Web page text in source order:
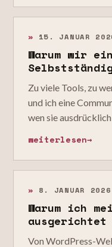
» 15. JANUAR
Warum wir
Zu viele Tools, zu
und ich eine
wen sie
weiterlesen→
» 8. JANUAR
Warum ich
ausgerichtet
Von WordPress-